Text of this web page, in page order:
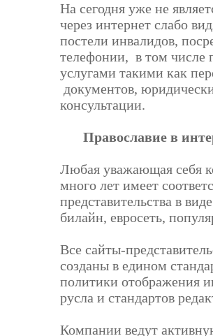
На сегодня уже не
через интернет слабо
постели инвалидов,
телефонии, в том числе
услугами такими как
документов,
консультации.
Православие в
Любая уважающая себя
много лет имеет
представительства в
билайн, евросеть,
Все сайты-
созданы в едином
политики отображения
русла и стандартов
Компании ведут